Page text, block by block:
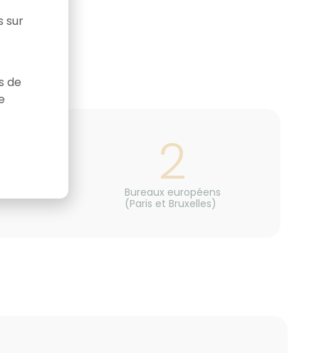
Bureaux européens
(Paris et Bruxelles)
2
sur
de